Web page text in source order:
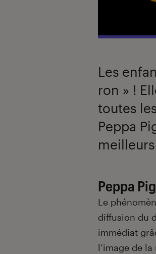
Les
ron » !
toutes
Peppa
Peppa
Le
diffusion du
immédiat
l’image de